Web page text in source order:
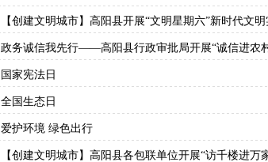
【创建文明城市】高阳县开展“文明星期六”新时代文
政务诚信我先行——高阳县行政审批局开展“诚信进农
国家宪法日
全国生态日
爱护环境 绿色出行
【创建文明城市】高阳县各包联单位开展“访千楼进万